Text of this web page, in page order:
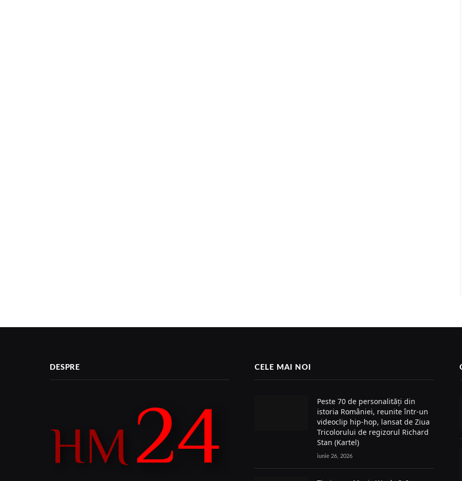
DESPRE CELE MAI NOI
Peste 70 de personalități din
istoria României, reunite într-un
videoclip hip-hop, lansat de Ziua
Tricolorului de regizorul Richard
Stan (Kartel)
iunie 26, 2026